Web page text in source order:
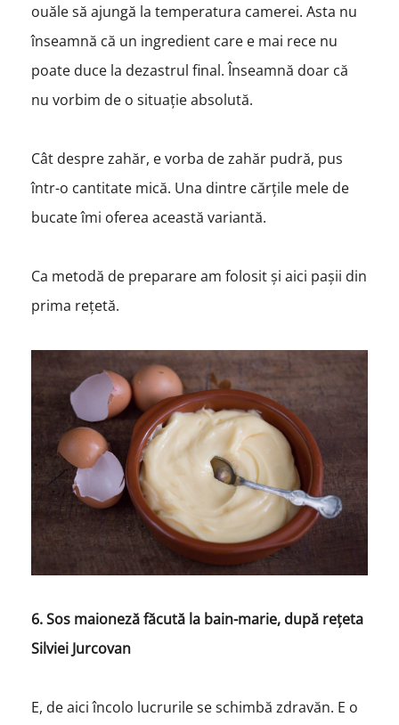
ouăle să ajungă la temperatura camerei. Asta nu
înseamnă că un ingredient care e mai rece nu
poate duce la dezastrul final. Înseamnă doar că
nu vorbim de o situație absolută.
Cât despre zahăr, e vorba de zahăr pudră, pus
într-o cantitate mică. Una dintre cărțile mele de
bucate îmi oferea această variantă.
Ca metodă de preparare am folosit și aici pașii din
prima rețetă.
6. Sos maioneză făcută la bain-marie, după rețeta
Silviei Jurcovan
E, de aici încolo lucrurile se schimbă zdravăn. E o